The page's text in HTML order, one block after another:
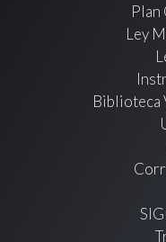
Plan
Ley
Biblioteca